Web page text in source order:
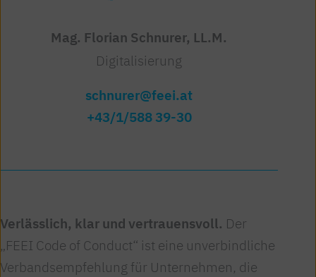
Mag. Florian Schnurer, LL.M.
Digitalisierung
schnurer@feei.at
+43/1/588 39-30
Mag. Sabine Harrasko-Kocmann
Umwelt & Nachhaltigkeit
harrasko@feei.at
+43/1/588 39-81
Verlässlich, klar und vertrauensvoll. Der
„FEEI Code of Conduct“ ist eine unverbindliche
Verbandsempfehlung für Unternehmen, die